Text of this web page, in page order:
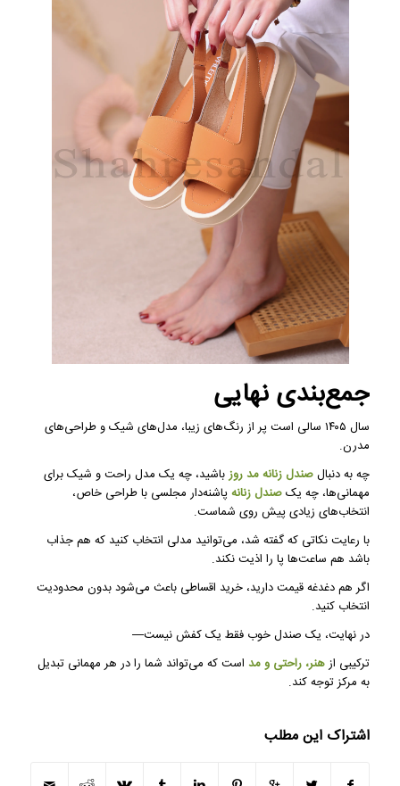
جمع‌بندی نهایی
سال ۱۴۰۵ سالی است پر از رنگ‌های زیبا، مدل‌های شیک و طراحی‌های
مدرن.
چه به دنبالصندل زنانه مد روزباشید، چه یک مدل راحت و شیک برای
مهمانی‌ها، چه یکصندل زنانهپاشنه‌دار مجلسی با طراحی خاص،
انتخاب‌های زیادی پیش روی شماست.
با رعایت نکاتی که گفته شد، می‌توانید مدلی انتخاب کنید که هم جذاب
باشد هم ساعت‌ها پا را اذیت نکند.
اگر هم دغدغه قیمت دارید، خرید اقساطی باعث می‌شود بدون محدودیت
انتخاب کنید.
در نهایت، یک صندل خوب فقط یک کفش نیست—
ترکیبی ازهنر، راحتی و مداست که می‌تواند شما را در هر مهمانی تبدیل
به مرکز توجه کند.
اشتراک این مطلب